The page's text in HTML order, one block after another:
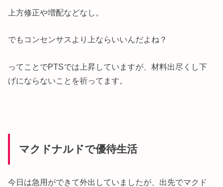
上方修正や増配などなし。
でもコンセンサスより上ならいいんだよね？
ってことでPTSでは上昇していますが、材料出尽くし下
げにならないことを祈ってます。
マクドナルドで優待生活
今日は急用ができて外出していましたが、出先でマクド